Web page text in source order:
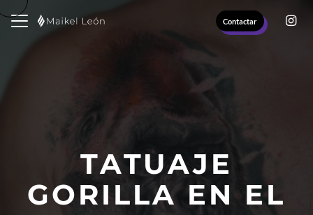
Contactar
TATUAJE
GORILLA EN EL